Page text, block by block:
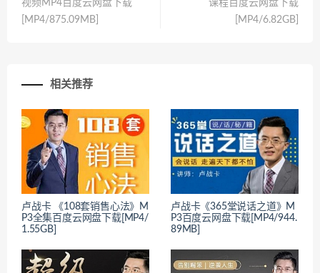
视频MP4百度云网盘下载
[MP4/875.09MB]
课程百度云网盘下载
[MP4/6.82GB]
相关推荐
卢战卡 《108套销售心法》M
P3全集百度云网盘下载[MP4/
1.55GB]
卢战卡《365堂说话之道》M
P3百度云网盘下载[MP4/944.
89MB]